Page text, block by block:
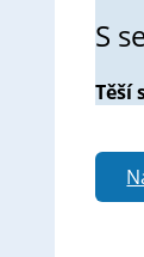
S
Těší